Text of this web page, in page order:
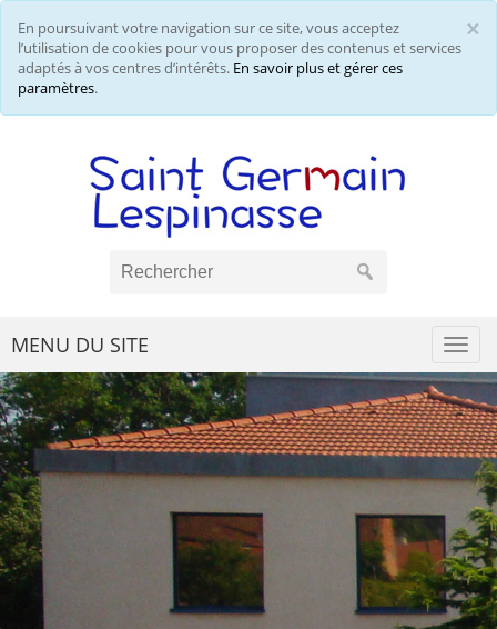
×
En poursuivant votre navigation sur ce site, vous acceptez
l’utilisation de cookies pour vous proposer des contenus et services
adaptés à vos centres d’intérêts. En savoir plus et gérer ces
paramètres.
MENU DU SITE